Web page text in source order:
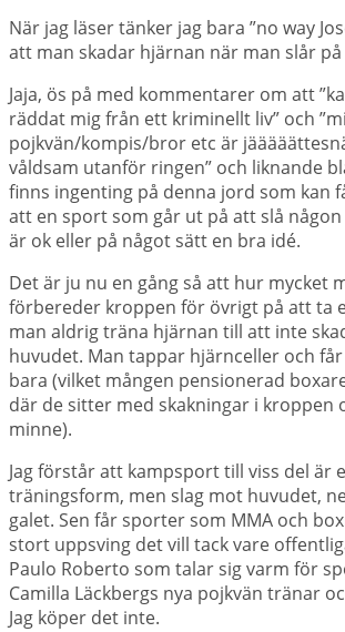
När jag läser tänker jag bara ”no way
att man skadar hjärnan när man slår på
Jaja, ös på med kommentarer om att
räddat mig från ett kriminellt liv” och
pojkvän/kompis/bror etc är
våldsam utanför ringen” och liknande
finns ingenting på denna jord som kan
att en sport som går ut på att slå
är ok eller på något sätt en bra idé.
Det är ju nu en gång så att hur mycket
förbereder kroppen för övrigt på att ta
man aldrig träna hjärnan till att inte
huvudet. Man tappar hjärnceller och
bara (vilket mången pensionerad
där de sitter med skakningar i kroppen
minne).
Jag förstår att kampsport till viss del är
träningsform, men slag mot huvudet,
galet. Sen får sporter som MMA och
stort uppsving det vill tack vare
Paulo Roberto som talar sig varm för
Camilla Läckbergs nya pojkvän tränar
Jag köper det inte.